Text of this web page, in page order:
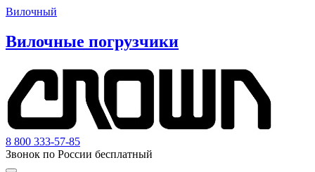
Вилочный
Вилочные погрузчики
8 800 333-57-85
Звонок по России бесплатный